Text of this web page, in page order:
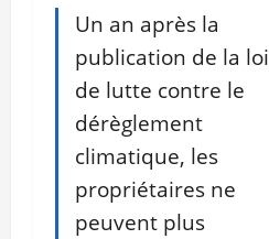
Un an après la
publication de la loi
de lutte contre le
dérèglement
climatique, les
propriétaires ne
peuvent plus